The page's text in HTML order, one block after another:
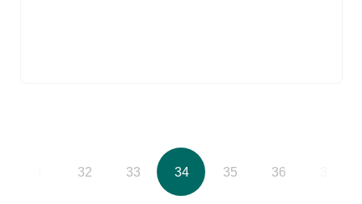
32 33 34 35 36